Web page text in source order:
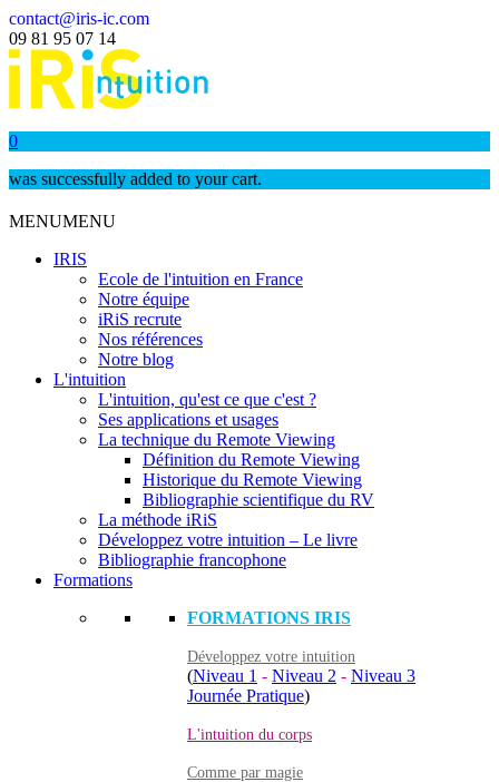
contact@iris-ic.com
09 81 95 07 14
0
was successfully added to your cart.
MENUMENU
IRIS
Ecole de l'intuition en France
Notre équipe
iRiS recrute
Nos références
Notre blog
L'intuition
L'intuition, qu'est ce que c'est ?
Ses applications et usages
La technique du Remote Viewing
Définition du Remote Viewing
Historique du Remote Viewing
Bibliographie scientifique du RV
La méthode iRiS
Développez votre intuition – Le livre
Bibliographie francophone
Formations
FORMATIONS IRIS
Développez votre intuition
(Niveau 1 - Niveau 2 - Niveau 3
Journée Pratique)
L'intuition du corps
Comme par magie